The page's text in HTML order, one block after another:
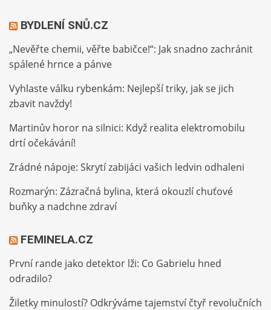
BYDLENÍ SNŮ.CZ
„Nevěřte chemii, věřte babičce!“: Jak snadno zachránit
spálené hrnce a pánve
Vyhlaste válku rybenkám: Nejlepší triky, jak se jich
zbavit navždy!
Martinův horor na silnici: Když realita elektromobilu
drtí očekávání!
Zrádné nápoje: Skrytí zabijáci vašich ledvin odhaleni
Rozmarýn: Zázračná bylina, která okouzlí chuťové
buňky a nadchne zdraví
FEMINELA.CZ
První rande jako detektor lži: Co Gabrielu hned
odradilo?
Žiletky minulostí? Odkrýváme tajemství čtyř revolučních